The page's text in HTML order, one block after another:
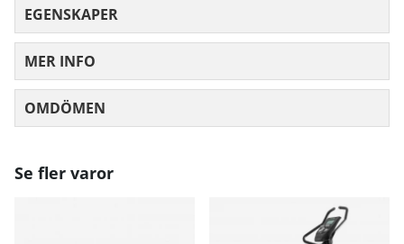
EGENSKAPER
MER INFO
OMDÖMEN
Se fler varor